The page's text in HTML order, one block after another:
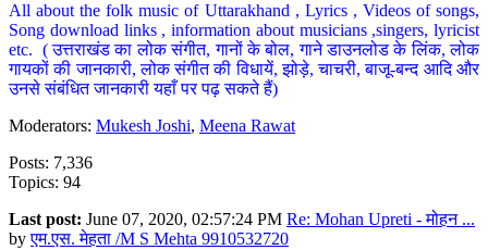
All about the folk music of Uttarakhand , Lyrics , Videos of songs,
Song download links , information about musicians ,singers, lyricist
etc. ( उत्तराखंड का लोक संगीत, गानों के बोल, गाने डाउनलोड के लिंक, लोक
गायकों की जानकारी, लोक संगीत की विधायें, झोड़े, चाचरी, बाजू-बन्द आदि और
उनसे संबंधित जानकारी यहाँ पर पढ़ सकते हैं)
Moderators: Mukesh Joshi, Meena Rawat
Posts: 7,336
Topics: 94
Last post: June 07, 2020, 02:57:24 PM Re: Mohan Upreti - मोहन ...
byएम.एस. मेहता /M S Mehta 9910532720